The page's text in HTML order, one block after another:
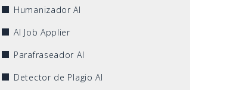
Humanizador AI
AI Job Applier
Parafraseador AI
Detector de Plagio AI